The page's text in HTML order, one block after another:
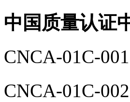
中国质量认证
CNCA-01C-
CNCA-01C-